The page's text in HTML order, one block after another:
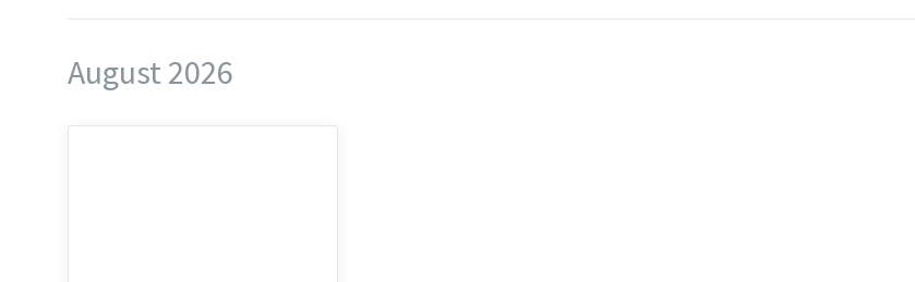
August 2026